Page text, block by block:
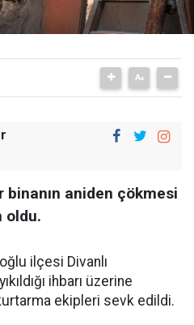
binanın aniden çökmesi
oldu.
ilçesi Divanlı
ihbarı üzerine
ekipleri sevk edildi.